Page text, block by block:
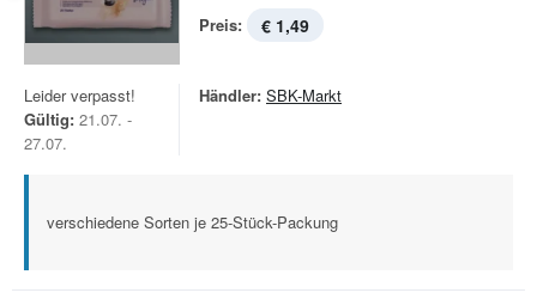
Preis: € 1,49
Leider verpasst!
Gültig: 21.07. -
27.07.
Händler: SBK-Markt
verschiedene Sorten je 25-Stück-Packung